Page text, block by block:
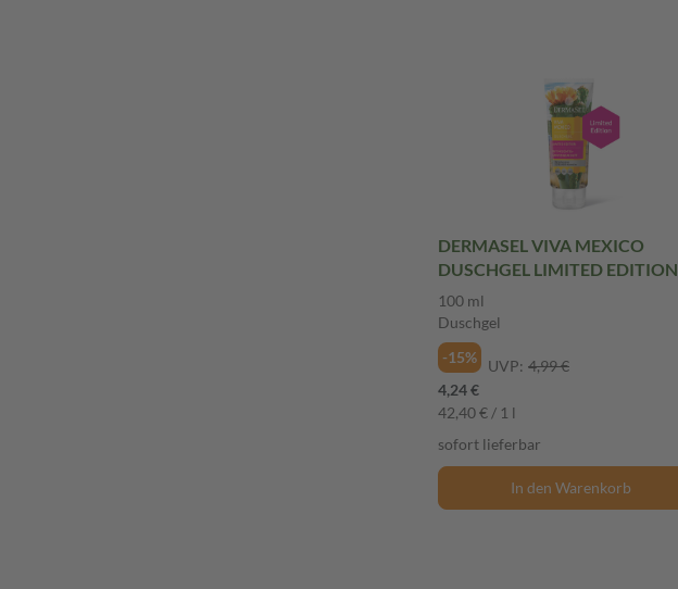
DERMASEL VIVA MEXICO
DUSCHGEL LIMITED EDITION
100 ml Duschgel
100 ml
Duschgel
-15%
UVP: 4,99 €
4,24 €
42,40 € / 1 l
sofort lieferbar
In den Warenkorb